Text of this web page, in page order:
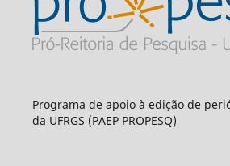
Programa de apoio à edição de
da UFRGS (PAEP PROPESQ)